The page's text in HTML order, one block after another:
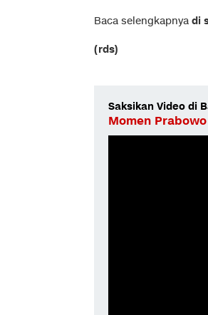
Baca selengkapnya di
(rds)
Saksikan Video di
Momen